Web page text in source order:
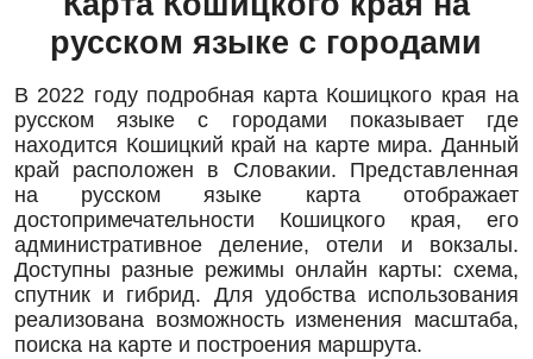
русском языке с городами
В 2022 году подробная карта Кошицкого края на
русском языке с городами показывает где
находится Кошицкий край на карте мира. Данный
край расположен в Словакии. Представленная
на русском языке карта отображает
достопримечательности Кошицкого края, его
административное деление, отели и вокзалы.
Доступны разные режимы онлайн карты: схема,
спутник и гибрид. Для удобства использования
реализована возможность изменения масштаба,
поиска на карте и построения маршрута.